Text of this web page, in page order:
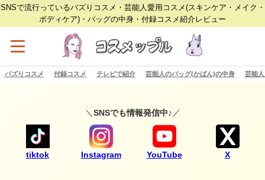
SNSで流行っているバズりコスメ・芸能人愛用コスメ(スキンケア・メイク・
ボディケア)・バッグの中身・付録コスメ紹介レビュー
バズりコスメ 付録コスメ テレビで紹介 芸能人のバッグ(かばん)の中身 芸能
＼ SNSでも情報発信中♪ ／
tiktok Instagram YouTube X